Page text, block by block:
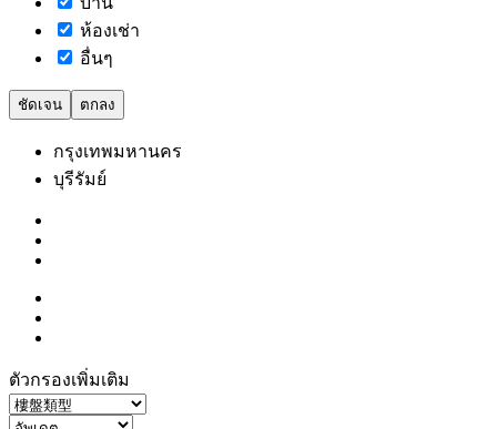
ห้องเช่า
อื่นๆ
ชัดเจน ตกลง
กรุงเทพมหานคร
บุรีรัมย์
ตัวกรองเพิ่มเติม